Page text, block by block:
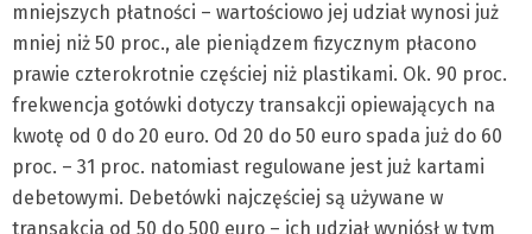
mniejszych płatności – wartościowo jej udział wynosi już
mniej niż 50 proc., ale pieniądzem fizycznym płacono
prawie czterokrotnie częściej niż plastikami. Ok. 90 proc.
frekwencja gotówki dotyczy transakcji opiewających na
kwotę od 0 do 20 euro. Od 20 do 50 euro spada już do 60
proc. – 31 proc. natomiast regulowane jest już kartami
debetowymi. Debetówki najczęściej są używane w
transakcja od 50 do 500 euro – ich udział wyniósł w tym